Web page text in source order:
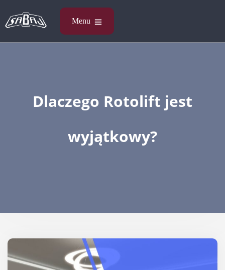
Dlaczego Rotolift jest
wyjątkowy?